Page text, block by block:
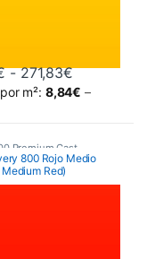
desde 69,99€
opciones se
- 271,83€Rango de
m²: 8,84€ –
tiene múltiples
Premium Cast
800 Rojo Medio
Red)